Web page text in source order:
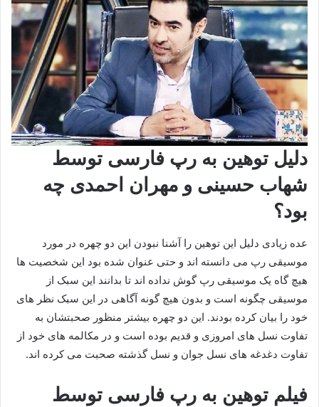
دلیل توهین به رپ فارسی توسط
شهاب حسینی و مهران احمدی چه
بود؟
عده زیادی دلیل این توهین را آشنا نبودن این دو چهره در مورد
موسیقی رپ می دانسته اند و حتی عنوان شده بود این شخصیت ها
هیچ گاه یک موسیقی رپ گوش نداده اند تا بدانند این سبک از
موسیقی چگونه است و بدون هیچ گونه آگاهی در این سبک نظر های
خود را بیان کرده بودند. این دو چهره بیشتر منظور صحبتشان به
تفاوت نسل های امروزی و قدیم بوده است و در مکالمه های خود از
تفاوت دغدغه های نسل جوان و نسل گذشته صحبت می کرده اند.
فیلم توهین به رپ فارسی توسط